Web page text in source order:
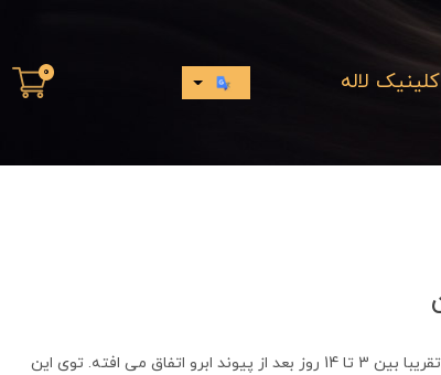
کلینیک لاله 0
پوسته شدن ابرو بعد از کاشت یه اتفاق طبیعی ست که تقریبا بین 3 تا 14 روز بعد از پیوند ابرو اتفاق می افته. توی این